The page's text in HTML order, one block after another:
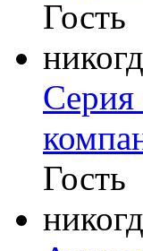
Гость
Серия
Гость